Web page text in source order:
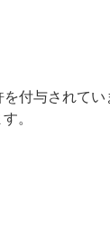
付与されてい
。